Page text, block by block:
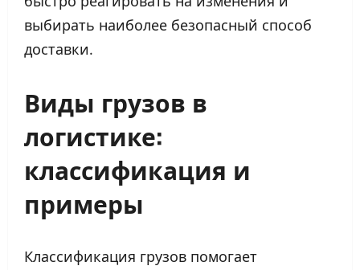
выбирать наиболее безопасный способ
доставки.
Виды грузов в
логистике:
классификация и
примеры
Классификация грузов помогает